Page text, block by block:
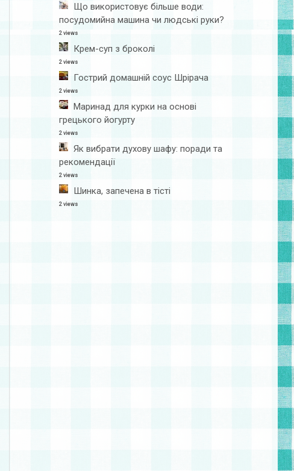
Що використовує більше води:
посудомийна машина чи людські руки?
2 views
Крем-суп з броколі
2 views
Гострий домашній соус Шрірача
2 views
Маринад для курки на основі
грецького йогурту
2 views
Як вибрати духову шафу: поради та
рекомендації
2 views
Шинка, запечена в тісті
2 views